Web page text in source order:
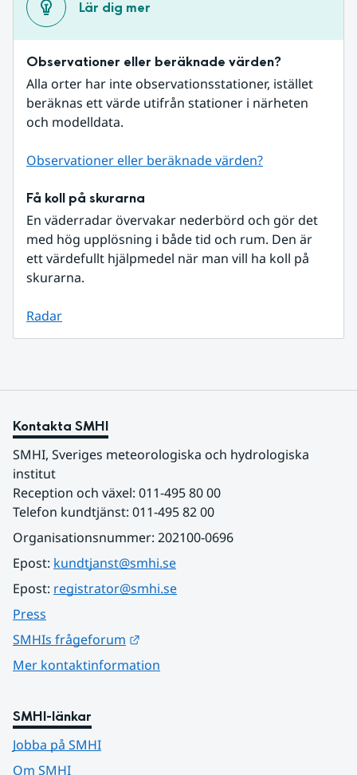
Lär dig mer
Observationer eller beräknade värden?
Alla orter har inte observationsstationer, istället
beräknas ett värde utifrån stationer i närheten
och modelldata.
Observationer eller beräknade värden?
Få koll på skurarna
En väderradar övervakar nederbörd och gör det
med hög upplösning i både tid och rum. Den är
ett värdefullt hjälpmedel när man vill ha koll på
skurarna.
Radar
Kontakta SMHI
SMHI, Sveriges meteorologiska och hydrologiska
institut
Reception och växel: 011-495 80 00
Telefon kundtjänst: 011-495 82 00
Organisationsnummer: 202100-0696
Epost: kundtjanst@smhi.se
Epost: registrator@smhi.se
Press
SMHIs frågeforum
Mer kontaktinformation
SMHI-länkar
Jobba på SMHI
Om SMHI